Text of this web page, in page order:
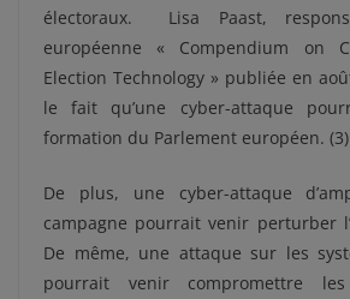
électoraux. Lisa Paast,
européenne « Compendium on
Election Technology » publiée en
le fait qu’une cyber-attaque
formation du Parlement européen. (3)
De plus, une cyber-attaque
campagne pourrait venir perturber
De même, une attaque sur les
pourrait venir compromettre